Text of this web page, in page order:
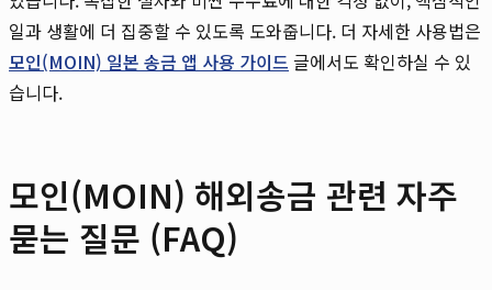
일과 생활에 더 집중할 수 있도록 도와줍니다. 더 자세한 사용법은
모인(MOIN) 일본 송금 앱 사용 가이드 글에서도 확인하실 수 있
습니다.
모인(MOIN) 해외송금 관련 자주
묻는 질문 (FAQ)